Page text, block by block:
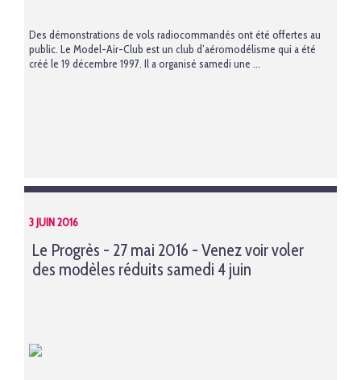
Des démonstrations de vols radiocommandés ont été offertes au
public. Le Model-Air-Club est un club d’aéromodélisme qui a été
créé le 19 décembre 1997. Il a organisé samedi une ...
3 JUIN 2016
Le Progrès - 27 mai 2016 - Venez voir voler
des modèles réduits samedi 4 juin